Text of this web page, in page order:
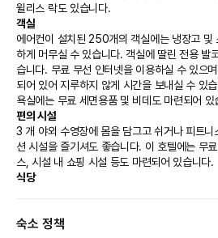
윌리스 락도 있습니다.
객실
에어컨이 설치된 250개의 객실에는 냉장고 및
하게 머무실 수 있습니다. 객실에 딸린 전용 발
습니다. 무료 무선 인터넷을 이용하실 수 있으
되어 있어 지루하지 않게 시간을 보내실 수 있
욕실에는 무료 세면용품 및 비데도 마련되어 있
편의 시설
3 개 야외 수영장에 몸을 담그고 쉬거나 피트니
션 시설을 즐기셔도 좋습니다. 이 호텔에는 무
스, 시설 내 쇼핑 시설 등도 마련되어 있습니다.
식당
음료가 생각날 때 이용하면 좋을 스윔업 바, 2
숙소 정책